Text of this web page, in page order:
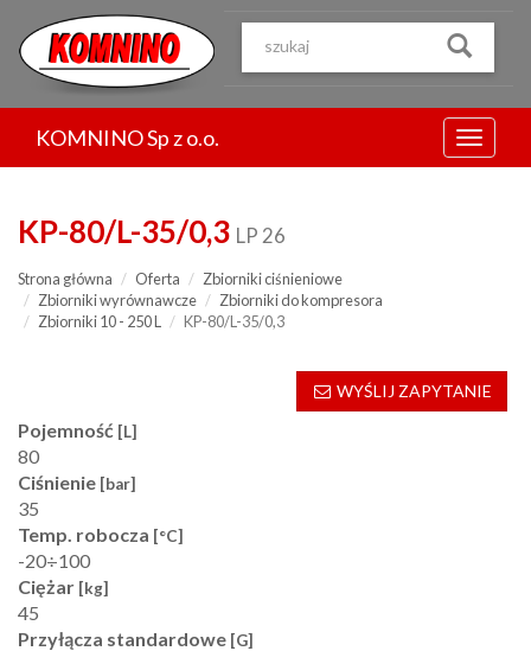
treści
Menu
KOMNINO Sp z o.o.
KP-80/L-35/0,3 LP 26
Strona główna Oferta
Zbiorniki ciśnieniowe
Zbiorniki wyrównawcze
Zbiorniki do kompresora
Zbiorniki 10 - 250 L
KP-80/L-35/0,3
WYŚLIJ ZAPYTANIE
Pojemność [L]
80
Ciśnienie [bar]
35
Temp. robocza [°C]
-20÷100
Ciężar [kg]
45
Przyłącza standardowe [G]